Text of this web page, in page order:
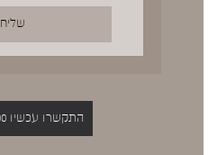
התקשרו עכשיו 052-5535400